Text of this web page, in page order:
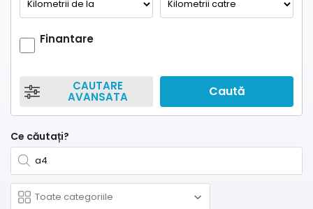
Finantare
CAUTARE
AVANSATA Caută
Ce căutați?